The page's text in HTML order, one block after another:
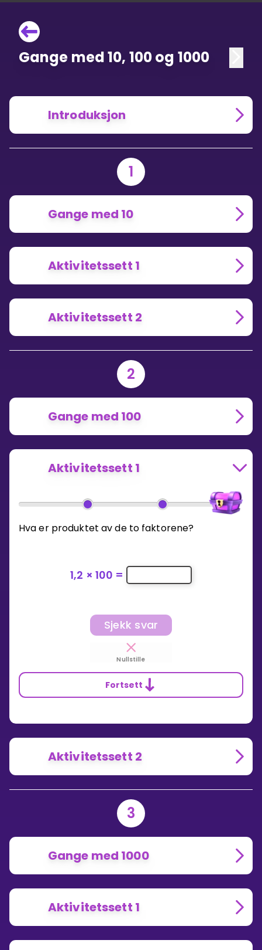
Gange med 10, 100 og 1000
Introduksjon
1
Gange med 10
Aktivitetssett 1
Aktivitetssett 2
2
Gange med 100
Aktivitetssett 1
Hva er produktet av de to faktorene?
1,2 × 100 =
Sjekk svar
Nullstille
Fortsett
Aktivitetssett 2
3
Gange med 1000
Aktivitetssett 1